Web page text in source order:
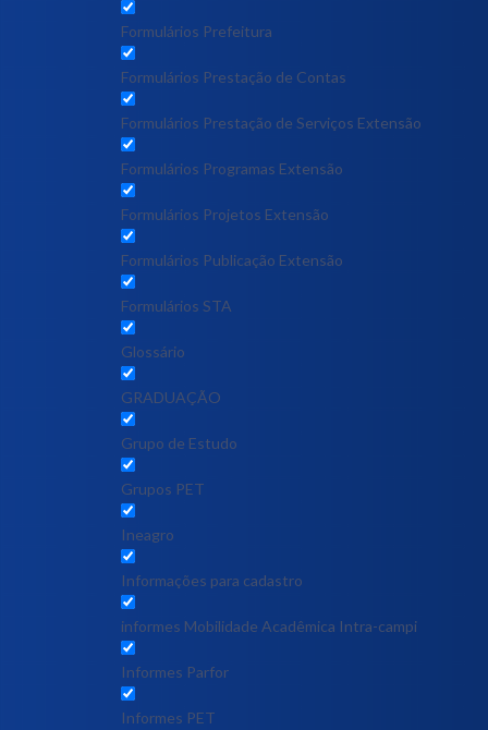
Formulários Prefeitura
Formulários Prestação de Contas
Formulários Prestação de Serviços Extensão
Formulários Programas Extensão
Formulários Projetos Extensão
Formulários Publicação Extensão
Formulários STA
Glossário
GRADUAÇÃO
Grupo de Estudo
Grupos PET
Ineagro
Informações para cadastro
informes Mobilidade Acadêmica Intra-campi
Informes Parfor
Informes PET